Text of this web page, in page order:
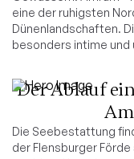
eine der ruhigsten
Dünenlandschaften.
besonders intime
Der Ablauf
Die Seebestattung
der Flensburger